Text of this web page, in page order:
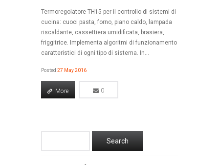
Termoregolatore TH15 per il controllo di sistemi di
cucina: cuoci pasta, forno, piano caldo, lampada
riscaldante, cassettiera umidificata, brasiera,
friggitrice. Implementa algoritmi di funzionamento
caratteristici di ogni tipo di sistema. In...
Posted 27 May 2016
More
More 0